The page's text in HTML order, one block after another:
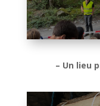
– Un lieu